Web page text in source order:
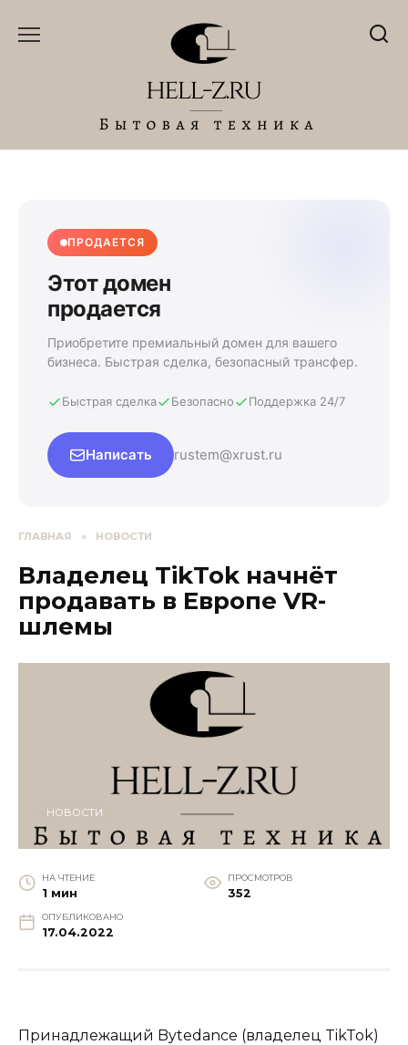
ПРОДАЕТСЯ
Этот домен
продается
Приобретите премиальный домен для вашего
бизнеса. Быстрая сделка, безопасный трансфер.
Быстрая сделка Безопасно Поддержка 24/7
Написать rustem@xrust.ru
ГЛАВНАЯ » НОВОСТИ
Владелец TikTok начнёт
продавать в Европе VR-
шлемы
НОВОСТИ
НА ЧТЕНИЕ
1 мин
ПРОСМОТРОВ
352
ОПУБЛИКОВАНО
17.04.2022
Принадлежащий Bytedance (владелец TikTok)